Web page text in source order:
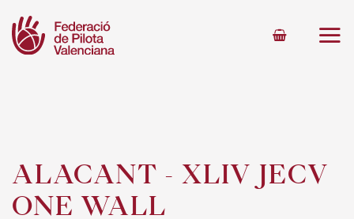
content
ALACANT - XLIV JECV
ONE WALL